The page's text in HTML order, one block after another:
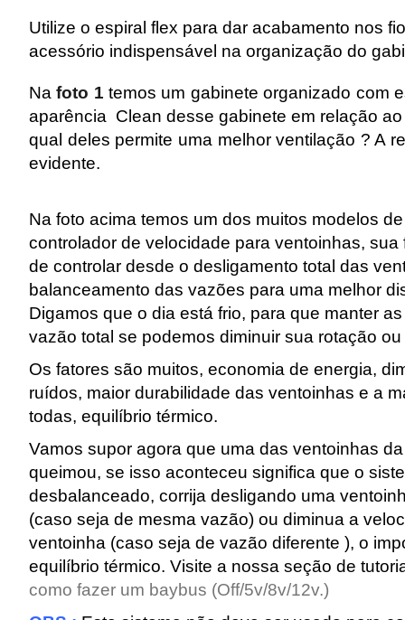
Utilize o espiral flex para dar acabamento nos
acessório indispensável na organização do
Nafoto 1 temos um gabinete organizado com
aparência Clean desse gabinete em relação
qual deles permite uma melhor ventilação ? A
evidente.
Na foto acima temos um dos muitos modelos
controlador de velocidade para ventoinhas,
de controlar desde o desligamento total das
balanceamento das vazões para uma melhor
Digamos que o dia está frio, para que manter
vazão total se podemos diminuir sua rotação
Os fatores são muitos, economia de energia,
ruídos, maior durabilidade das ventoinhas e a
todas, equilíbrio térmico.
Vamos supor agora que uma das ventoinhas
queimou, se isso aconteceu significa que o
desbalanceado, corrija desligando uma
(caso seja de mesma vazão) ou diminua a
ventoinha (caso seja de vazão diferente ), o
equilíbrio térmico. Visite a nossa seção de
como fazer um baybus (Off/5v/8v/12v.)